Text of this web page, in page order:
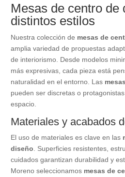
Mesas de centro de
distintos estilos
Nuestra colección de mesas de
amplia variedad de propuestas
de interiorismo. Desde modelos
más expresivas, cada pieza está
naturalidad en el entorno. Las
pueden ser discretas o
espacio.
Materiales y acabados
El uso de materiales es clave en las
diseño . Superficies resistentes,
cuidados garantizan durabilidad y
Moreno seleccionamos mesas de